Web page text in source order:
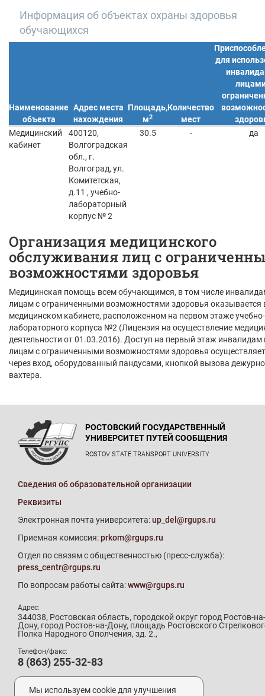
Информация об объектах охраны здоровья
обучающихся
Наименование
объекта
Адрес места
нахождения
Площадь,
м2
Количество
мест
для
Медицинский
кабинет
400120,
Волгоградская
обл., г.
Волгоград, ул.
Комитетская,
д.11 , учебно-
лабораторный
корпус № 2
30.5 - да
Организация медицинского
обслуживания лиц с
возможностями здоровья
Медицинская помощь всем обучающимся, в том числе
лицам с ограниченными возможностями здоровья оказывается
медицинском кабинете, расположенном на первом этаже учебно-
лабораторного корпуса №2 (Лицензия на осуществление
деятельности от 01.03.2016). Доступ на первый этаж инвалидам
лицам с ограниченными возможностями здоровья
через вход, оборудованный пандусами, кнопкой вызова
вахтера.
РОСТОВСКИЙ ГОСУДАРСТВЕННЫЙ
УНИВЕРСИТЕТ ПУТЕЙ СООБЩЕНИЯ
ROSTOV STATE TRANSPORT UNIVERSITY
Сведения об образовательной организации
Реквизиты
Электронная почта университета:up_del@rgups.ru
Приемная комиссия:prkom@rgups.ru
Отдел по связям с общественностью (пресс-служба):
press_centr@rgups.ru
По вопросам работы сайта:www@rgups.ru
Адрес:
344038, Ростовская область, городской округ город Ростов-на-
Дону, город Ростов-на-Дону, площадь Ростовского
Полка Народного Ополчения, зд. 2.,
Телефон/факс:
8 (863) 255-32-83
Телефон приемной комиссии:
8 (800) 707-19-29
Мы используем cookie для улучшения